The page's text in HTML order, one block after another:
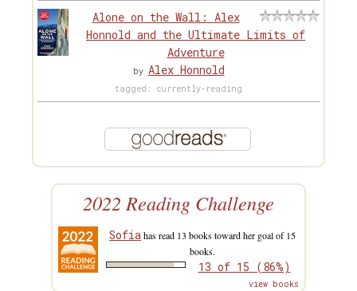
Alone on the Wall: Alex
Honnold and the Ultimate Limits of
Adventure
by Alex Honnold
tagged: currently-reading
2022 Reading Challenge
Sofiahas read 13 books toward her goal of 15
books.
13 of 15 (86%)
view books